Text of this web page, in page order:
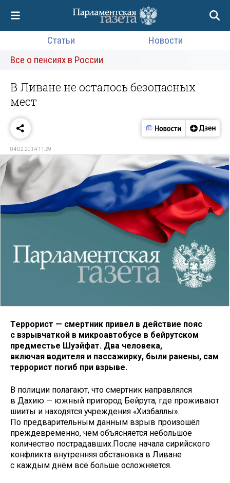
Статьи
Новости
Все о пенсиях в России
В Ливане не осталось безопасных
мест
04.02.2014 11:29
Террорист — смертник привел в действие пояс
с взрывчаткой в микроавтобусе в бейрутском
предместье Шуэйфат. Два человека,
включая водителя и пассажирку, были ранены, сам
террорист погиб при взрыве.
В полиции полагают, что смертник направлялся
в Дахию — южный пригород Бейрута, где проживают
шииты и находятся учреждения «Хизбаллы».
По предварительным данным взрыв произошёл
преждевременно, чем объясняется небольшое
количество пострадавших.После начала сирийского
конфликта внутренняя обстановка в Ливане
с каждым днём всё больше осложняется.